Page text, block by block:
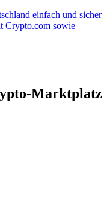
einfach und sicher
Crypto.com sowie
Marktplatz